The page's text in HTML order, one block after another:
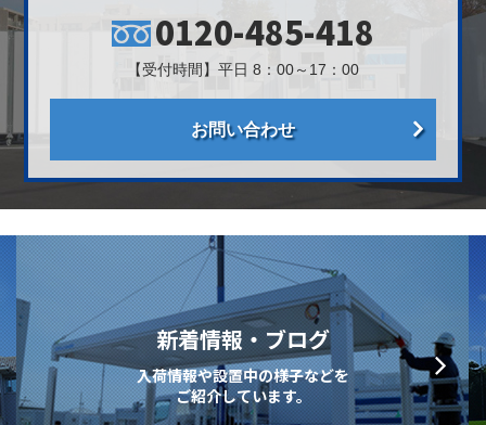
0120-485-418
【受付時間】平日 8：00～17：00
お問い合わせ
新着情報・ブログ
入荷情報や設置中の様子などを
ご紹介しています。